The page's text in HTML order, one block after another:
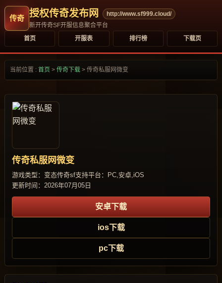
授权传奇发布网
http://www.sf999.cloud/
新开传奇SF开服信息聚合平台
首页
开服表 排行榜 下载页
当前位置 : 首页 > 传奇下载 > 传奇私服网微变
传奇私服网微变
游戏类型：变态传奇sf支持平台：PC,安卓,iOS
更新时间：2026年07月05日
安卓下载
ios下载
pc下载